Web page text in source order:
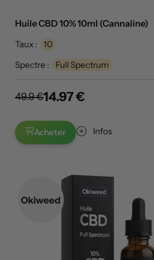
Huile CBD 10% 10ml (Cannaline)
Taux : 10
Spectre : Full Spectrum
49.9 €14.97 €
Acheter Infos